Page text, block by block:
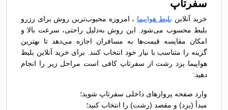
سفرتاپ
خرید آنلاین بلیط هواپیما ، امروزه محبوب‌ترین روش برای رزرو
بلیط محسوب می‌شود. این روش به‌دلیل راحتی، سرعت بالا و
امکان مقایسه قیمت‌ها به مسافران اجازه می‌دهد تا بهترین
گزینه را متناسب با نیاز خود انتخاب کنند. برای خرید آنلاین بلیط
هواپیما یزد رشت از سفرتاپ کافی است مراحل زیر را انجام
دهید:
وارد صفحه پروازهای داخلی سفرتاپ شوید؛
مبدأ (یزد) و مقصد (رشت) را انتخاب کنید؛